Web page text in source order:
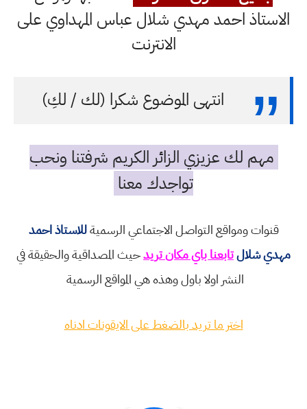
الاستاذ احمد مهدي شلال عباس المهداوي على
الانترنت
انتهى الموضوع شكرا (لك / لكِ)
مهم لك عزيزي الزائر الكريم شرفتنا ونحب
تواجدك معنا
قنوات ومواقع التواصل الاجتماعي الرسميةللاستاذ احمد
مهدي شلالتابعنا باي مكان تريدحيث المصداقية والحقيقة في
النشر اولا باول وهذه هي المواقع الرسمية
اختر ما تريد بالضغط على الايقونات ادناه